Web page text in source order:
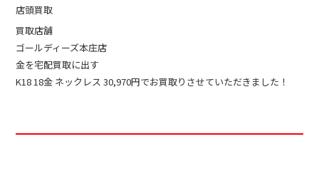
店頭買取
買取店舗
ゴールディーズ本庄店
金を宅配買取に出す
K18 18金 ネックレス 30,970円でお買取りさせていただきました！